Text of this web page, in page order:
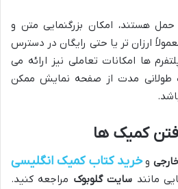
حمل هستند، امکان بزرگنمایی متن و
ارزان تر یا حتی رایگان در دسترس
ها امکانات تعاملی نیز ارائه می
طولانی مدت از صفحه نمایش ممکن
کمیک ها
وخرید کتاب کمیک انگلیسی
مانند سایت گلوبوک مراجعه کنید.